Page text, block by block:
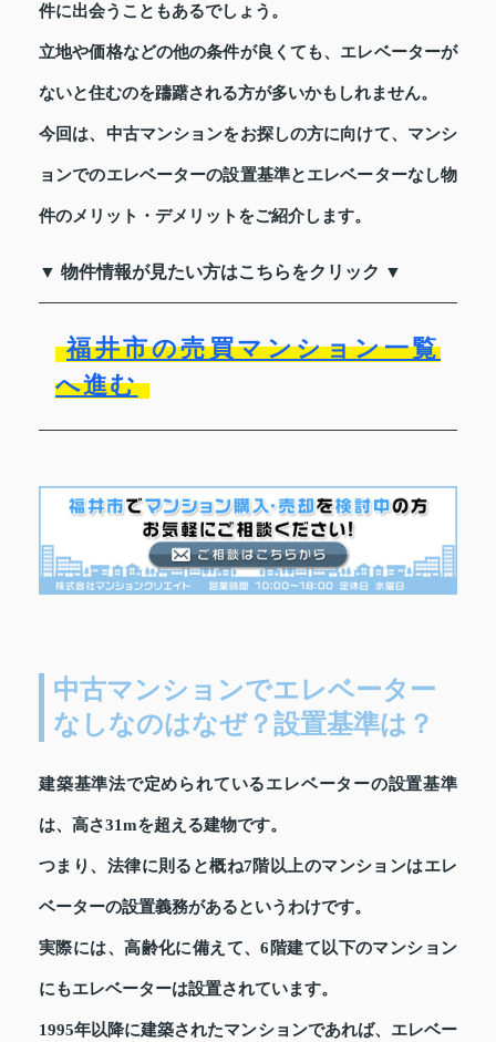
件に出会うこともあるでしょう。
立地や価格などの他の条件が良くても、エレベーターが
ないと住むのを躊躇される方が多いかもしれません。
今回は、中古マンションをお探しの方に向けて、マンシ
ョンでのエレベーターの設置基準とエレベーターなし物
件のメリット・デメリットをご紹介します。
▼ 物件情報が見たい方はこちらをクリック ▼
福井市の売買マンション一覧
へ進む
中古マンションでエレベーター
なしなのはなぜ？設置基準は？
建築基準法で定められているエレベーターの設置基準
は、高さ31mを超える建物です。
つまり、法律に則ると概ね7階以上のマンションはエレ
ベーターの設置義務があるというわけです。
実際には、高齢化に備えて、6階建て以下のマンション
にもエレベーターは設置されています。
1995年以降に建築されたマンションであれば、エレベー